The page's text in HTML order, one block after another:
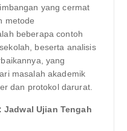
yang cermat
metode
beberapa contoh
beserta analisis
yang
masalah akademik
dan protokol darurat.
Jadwal Ujian Tengah